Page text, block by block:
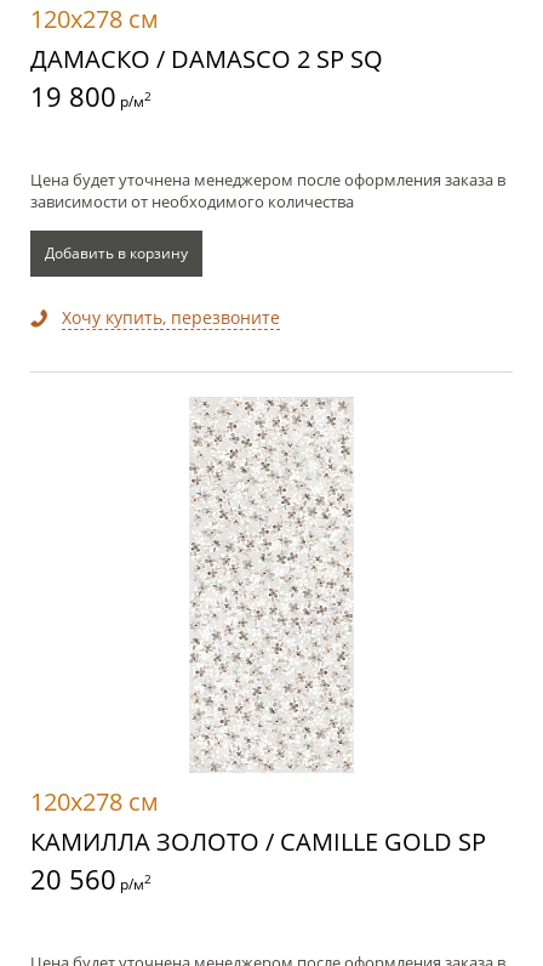
120x278 см
ДАМАСКО / DAMASCO 2 SP SQ
19 800 р/м2
Цена будет уточнена менеджером после оформления заказа в
зависимости от необходимого количества
Добавить в корзину
Хочу купить, перезвоните
120x278 см
КАМИЛЛА ЗОЛОТО / CAMILLE GOLD SP
20 560 р/м2